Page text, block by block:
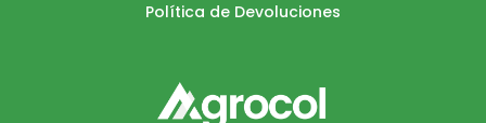
Política de Devoluciones